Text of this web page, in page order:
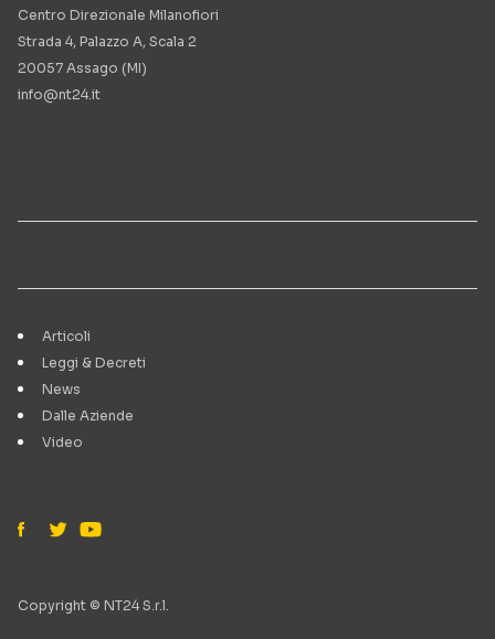
Centro Direzionale Milanofiori
Strada 4, Palazzo A, Scala 2
20057 Assago (MI)
info@nt24.it
Articoli
Leggi & Decreti
News
Dalle Aziende
Video
Copyright © NT24 S.r.l.